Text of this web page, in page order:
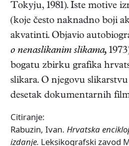
Tokyju, 1981). Iste motive
(koje često naknadno boji
akvatinti. Objavio
o nenaslikanim slikama, 1973
bogatu zbirku grafika
slikara. O njegovu
desetak dokumentarnih
Citiranje:
Rabuzin, Ivan. Hrvatska
izdanje. Leksikografski zavod